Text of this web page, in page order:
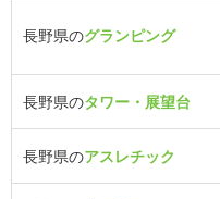
長野県のグランピング
長野県のタワー・展望台
長野県のアスレチック